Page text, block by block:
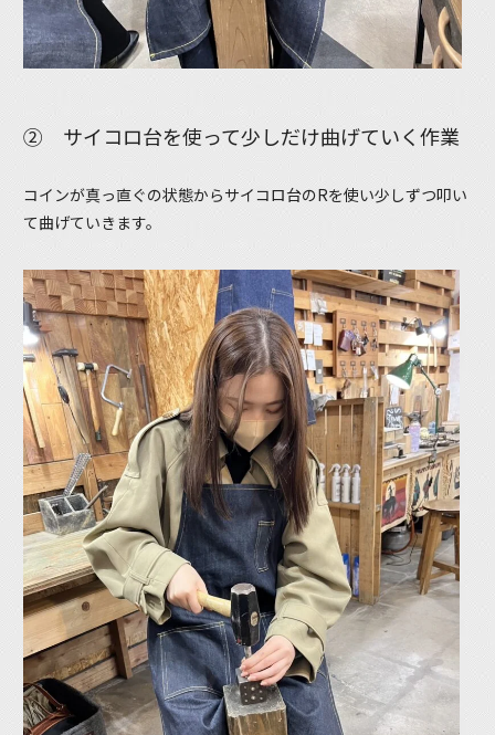
② サイコロ台を使って少しだけ曲げていく作業
コインが真っ直ぐの状態からサイコロ台のRを使い少しずつ叩い
て曲げていきます。